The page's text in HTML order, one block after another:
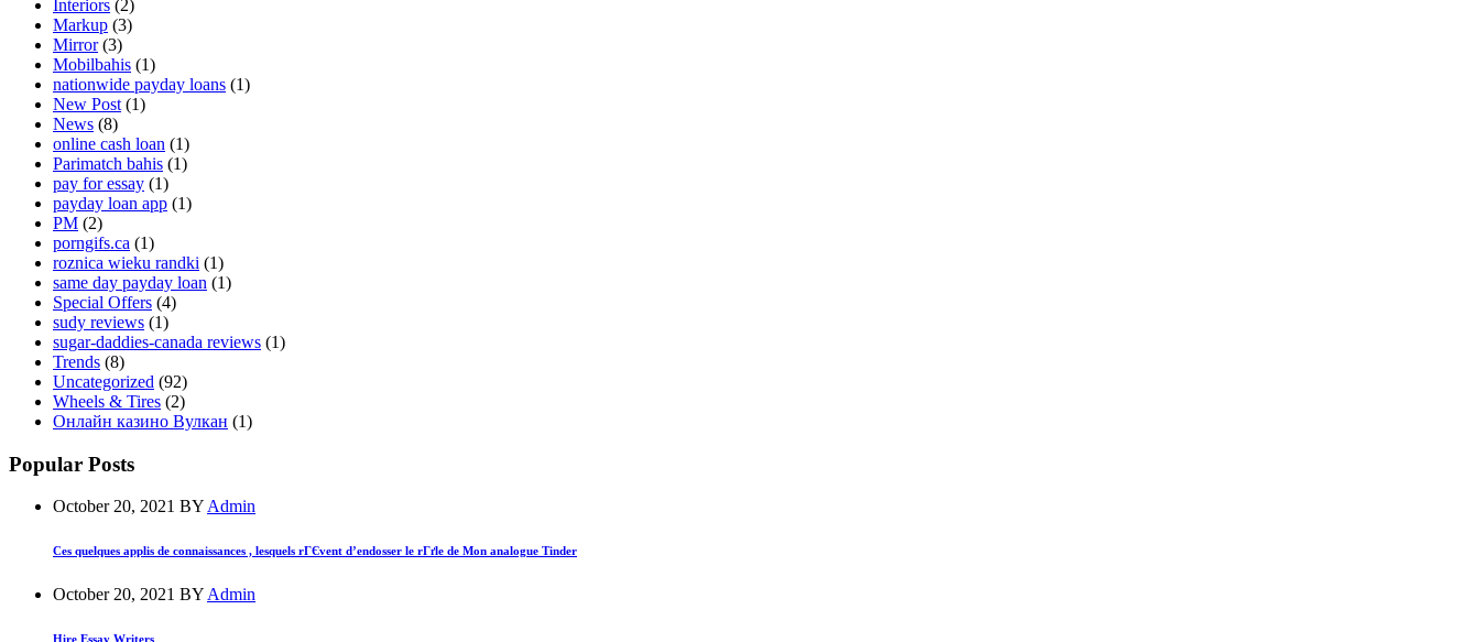
Interiors (2)
Markup (3)
Mirror(3)
Mobilbahis (1)
nationwide payday loans (1)
New Post (1)
News (8)
online cash loan (1)
Parimatch bahis (1)
pay for essay (1)
payday loan app (1)
PM (2)
porngifs.ca (1)
roznica wieku randki (1)
same day payday loan (1)
Special Offers (4)
sudy reviews (1)
sugar-daddies-canada reviews (1)
Trends (8)
Uncategorized (92)
Wheels & Tires (2)
Онлайн казино Вулкан (1)
Popular Posts
October 20, 2021 BY Admin
Ces quelques applis de connaissances , lesquels rГЄvent d’endosser le rГґle de Mon analogue Tinder
October 20, 2021 BY Admin
Hire Essay Writers